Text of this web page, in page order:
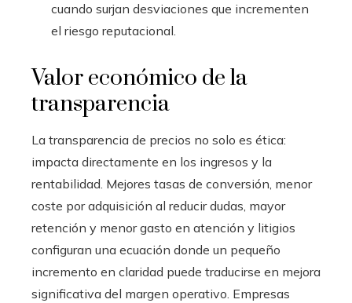
cuando surjan desviaciones que incrementen
el riesgo reputacional.
Valor económico de la
transparencia
La transparencia de precios no solo es ética:
impacta directamente en los ingresos y la
rentabilidad. Mejores tasas de conversión, menor
coste por adquisición al reducir dudas, mayor
retención y menor gasto en atención y litigios
configuran una ecuación donde un pequeño
incremento en claridad puede traducirse en mejora
significativa del margen operativo. Empresas